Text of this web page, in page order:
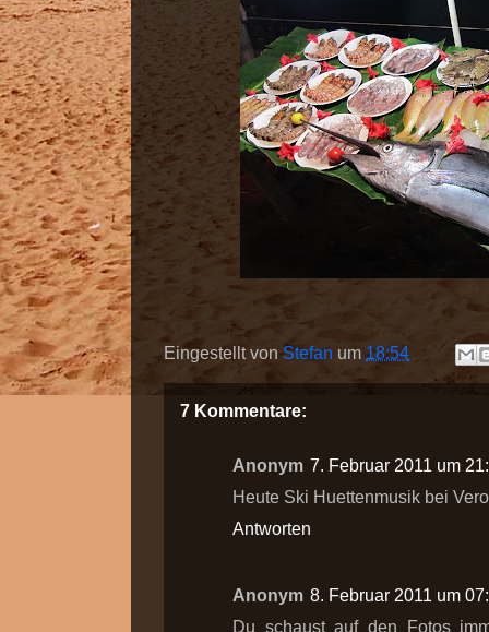
Eingestellt vonStefan um 18:54
7 Kommentare:
Anonym 7. Februar 2011 um
Heute Ski Huettenmusik bei
Antworten
Anonym 8. Februar 2011 um
Du schaust auf den Fotos